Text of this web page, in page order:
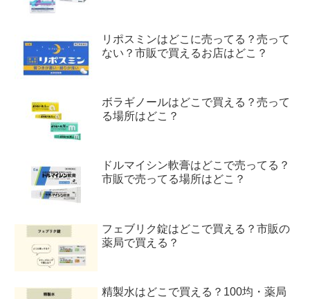
リポスミンはどこに売ってる？売って
ない？市販で買えるお店はどこ？
ボラギノールはどこで買える？売って
る場所はどこ？
ドルマイシン軟膏はどこで売ってる？
市販で売ってる場所はどこ？
フェブリク錠はどこで買える？市販の
薬局で買える？
精製水はどこで買える？100均・薬局